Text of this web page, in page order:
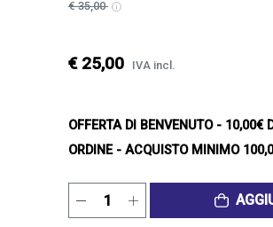
€ 35,00
€ 25,00 IVA incl.
OFFERTA DI BENVENUTO- 10,00€
ORDINE - ACQUISTO MINIMO